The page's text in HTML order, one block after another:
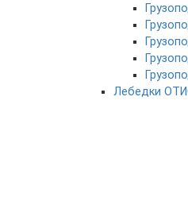
Лебедки